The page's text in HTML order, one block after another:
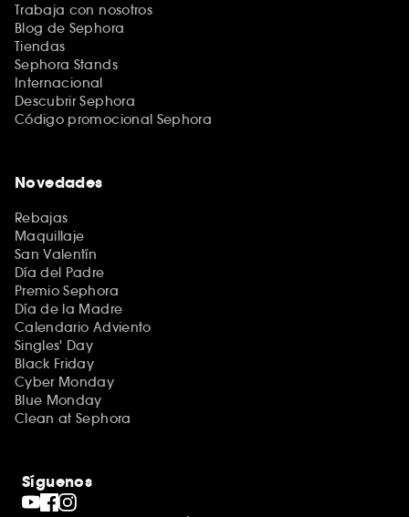
Trabaja con nosotros
Blog de Sephora
Tiendas
Sephora Stands
Internacional
Descubrir Sephora
Código promocional Sephora
Novedades
Rebajas
Maquillaje
San Valentín
Día del Padre
Premio Sephora
Día de la Madre
Calendario Adviento
Singles' Day
Black Friday
Cyber Monday
Blue Monday
Clean at Sephora
Síguenos